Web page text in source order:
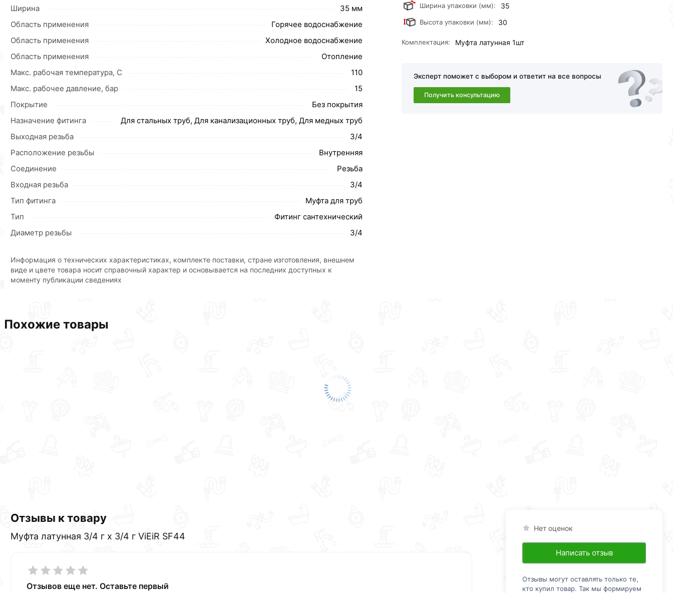
купленного товарa в течение 30 дней (наличие чека обязательно).
Ширина
35 мм
Область применения
Горячее водоснабжение
Область применения
Холодное водоснабжение
Область применения
Отопление
Макс. рабочая температура, C
110
Макс. рабочее давление, бар
15
Покрытие
Без покрытия
Назначение фитинга
Для стальных труб, Для канализационных труб, Для медных труб
Выходная резьба
3/4
Расположение резьбы
Внутренняя
Соединение
Резьба
Входная резьба
3/4
Тип фитинга
Муфта для труб
Тип
Фитинг сантехнический
Диаметр резьбы
3/4
Информация о технических характеристиках, комплекте поставки, стране изготовления, внешнем
виде и цвете товара носит справочный характер и основывается на последних доступных к
моменту публикации сведениях
Ширина упаковки (мм): 35
Высота упаковки (мм): 30
Комплектация: Муфта латунная 1шт
Эксперт поможет с выбором и ответит на все вопросы
Получить консультацию
Похожие товары
Отзывы к товару
Муфта латунная 3/4 г х 3/4 г ViEiR SF44
Отзывов еще нет. Оставьте первый
Нет оценок
Написать отзыв
Отзывы могут оставлять только те,
кто купил товар. Так мы формируем